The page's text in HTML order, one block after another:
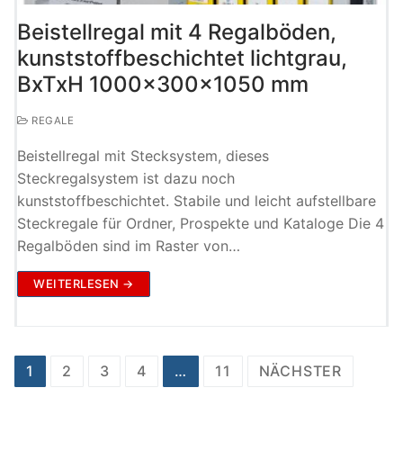
Beistellregal mit 4 Regalböden,
kunststoffbeschichtet lichtgrau,
BxTxH 1000x300x1050 mm
REGALE
Beistellregal mit Stecksystem, dieses
Steckregalsystem ist dazu noch
kunststoffbeschichtet. Stabile und leicht aufstellbare
Steckregale für Ordner, Prospekte und Kataloge Die 4
Regalböden sind im Raster von…
WEITERLESEN →
Seitennummerierung
1 2 3 4 … 11 NÄCHSTER